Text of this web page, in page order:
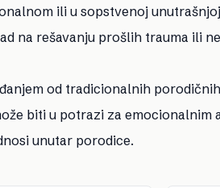
ili u sopstvenoj
na rešavanju prošlih trauma ili
od tradicionalnih
biti u potrazi za emocionalnim
unutar porodice.